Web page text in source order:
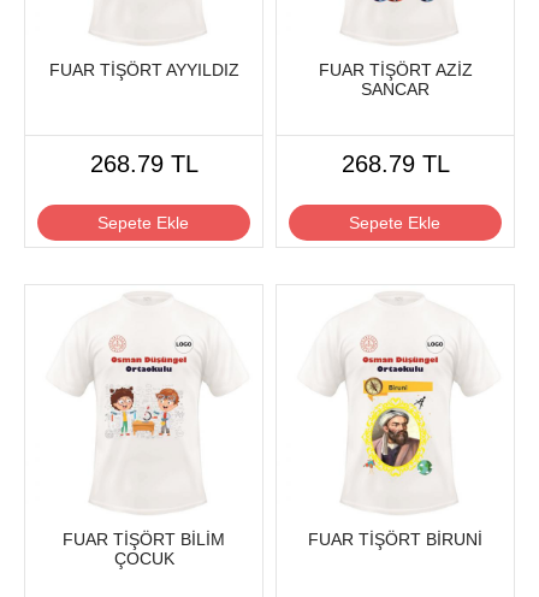
FUAR TİŞÖRT AYYILDIZ
268.79 TL
Sepete Ekle
FUAR TİŞÖRT AZİZ
SANCAR
268.79 TL
Sepete Ekle
FUAR TİŞÖRT BİLİM
ÇOCUK
FUAR TİŞÖRT BİRUNİ